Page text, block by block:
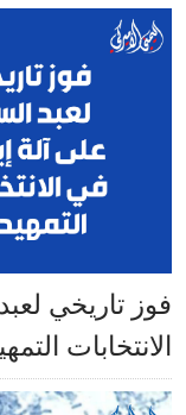
فوز تاريخي
الانتخابات